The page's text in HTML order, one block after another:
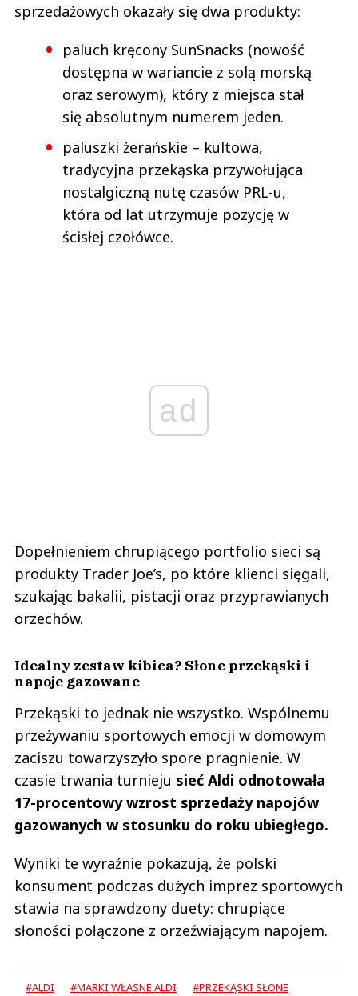
sprzedażowych okazały się dwa produkty:
paluch kręcony SunSnacks (nowość
dostępna w wariancie z solą morską
oraz serowym), który z miejsca stał
się absolutnym numerem jeden.
paluszki żerańskie – kultowa,
tradycyjna przekąska przywołująca
nostalgiczną nutę czasów PRL-u,
która od lat utrzymuje pozycję w
ścisłej czołówce.
ad
Dopełnieniem chrupiącego portfolio sieci są
produkty Trader Joe’s, po które klienci sięgali,
szukając bakalii, pistacji oraz przyprawianych
orzechów.
Idealny zestaw kibica? Słone przekąski i
napoje gazowane
Przekąski to jednak nie wszystko. Wspólnemu
przeżywaniu sportowych emocji w domowym
zaciszu towarzyszyło spore pragnienie. W
czasie trwania turnieju sieć Aldi odnotowała
17-procentowy wzrost sprzedaży napojów
gazowanych w stosunku do roku ubiegłego.
Wyniki te wyraźnie pokazują, że polski
konsument podczas dużych imprez sportowych
stawia na sprawdzony duety: chrupiące
słoności połączone z orzeźwiającym napojem.
#ALDI #MARKI WŁASNE ALDI
#PRZEKĄSKI SŁONE